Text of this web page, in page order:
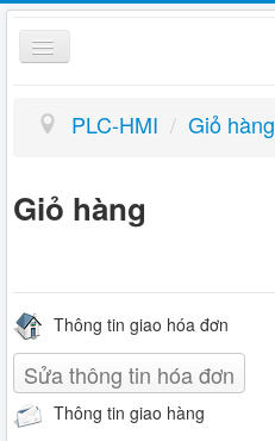
Toggle
Navigation
PLC HMI
Hướng dẫn
PLC-HMI / Giỏ hàng
Giỏ hàng
Thông tin giao hóa đơn
Sửa thông tin hóa đơn
Thông tin giao hàng